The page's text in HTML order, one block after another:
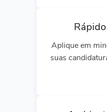
Aplique em
suas